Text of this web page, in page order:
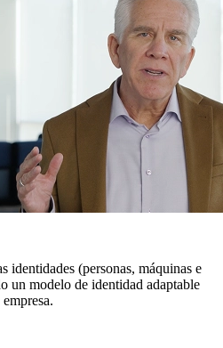
identidades (personas, máquinas e
un modelo de identidad adaptable